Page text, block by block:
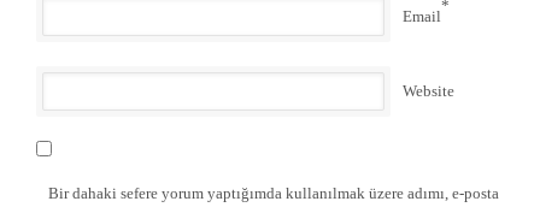
Email
*
Website
Bir dahaki sefere yorum yaptığımda kullanılmak üzere adımı, e-posta